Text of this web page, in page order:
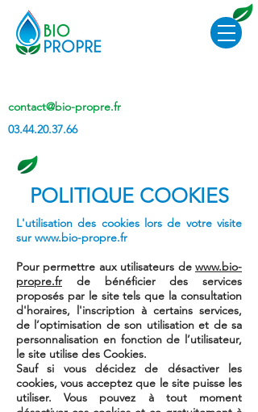
contact@bio-propre.fr
03.44.20.37.66
POLITIQUE COOKIES
L'utilisation des cookies lors de votre visite
sur www.bio-propre.fr
Pour permettre aux utilisateurs de www.bio-
propre.fr de bénéficier des services
proposés par le site tels que la consultation
d'horaires, l'inscription à certains services,
de l’optimisation de son utilisation et de sa
personnalisation en fonction de l’utilisateur,
le site utilise des Cookies.
Sauf si vous décidez de désactiver les
cookies, vous acceptez que le site puisse les
utiliser. Vous pouvez à tout moment